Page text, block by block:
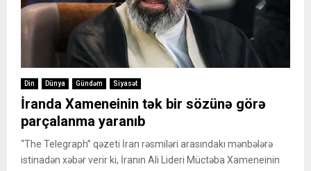
Din Dünya Gündəm Siyasət
İranda Xameneinin tək bir sözünə görə
parçalanma yaranıb
“The Telegraph” qəzeti İran rəsmiləri arasındakı mənbələrə
istinadən xəbər verir ki, İranın Ali Lideri Müctəba Xameneinin